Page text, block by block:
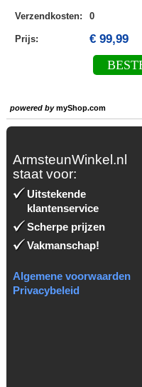
Verzendkosten: 0
Prijs: € 99,99
powered bymyShop.com
ArmsteunWinkel.nl
staat voor:
Uitstekende
klantenservice
Scherpe prijzen
Vakmanschap!
Algemene voorwaarden
Privacybeleid